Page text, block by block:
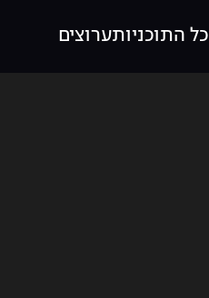
כל התוכניותערוצים